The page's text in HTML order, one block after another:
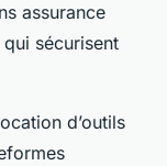
assurance
sécurisent
d’outils